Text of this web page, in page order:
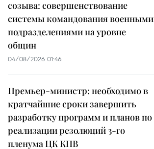
созыва: совершенствование
системы командования военными
подразделениями на уровне
общин
04/08/2026 01:46
Премьер-министр: необходимо в
кратчайшие сроки завершить
разработку программ и планов по
реализации резолюций 3-го
пленума ЦК КПВ